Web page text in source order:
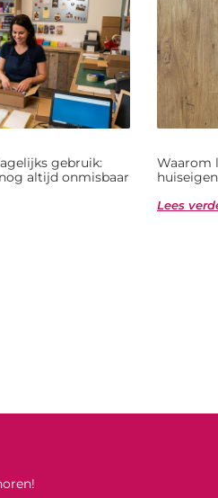
gebruik:
altijd onmisbaar
Waarom
Lees